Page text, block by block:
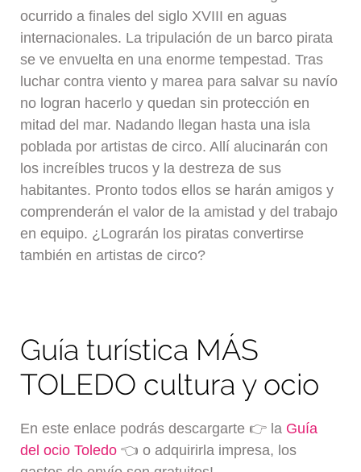
ocurrido a finales del siglo XVIII en aguas
internacionales. La tripulación de un barco pirata
se ve envuelta en una enorme tempestad. Tras
luchar contra viento y marea para salvar su navío
no logran hacerlo y quedan sin protección en
mitad del mar. Nadando llegan hasta una isla
poblada por artistas de circo. Allí alucinarán con
los increíbles trucos y la destreza de sus
habitantes. Pronto todos ellos se harán amigos y
comprenderán el valor de la amistad y del trabajo
en equipo. ¿Lograrán los piratas convertirse
también en artistas de circo?
Guía turística MÁS
TOLEDO cultura y ocio
En este enlace podrás descargarte 👉 la Guía
del ocio Toledo 👈 o adquirirla impresa, los